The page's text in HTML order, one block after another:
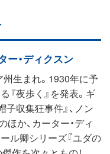
ー・ディクスン
生まれ。1930年に予
『夜歩く』を発表。ギ
子収集狂事件』、ノン
か、カーター・ディ
ル卿シリーズ『ユダの